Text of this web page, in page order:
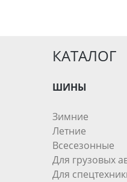
КАТАЛОГ
ШИНЫ
Зимние
Летние
Всесезонные
Для грузовых
Для